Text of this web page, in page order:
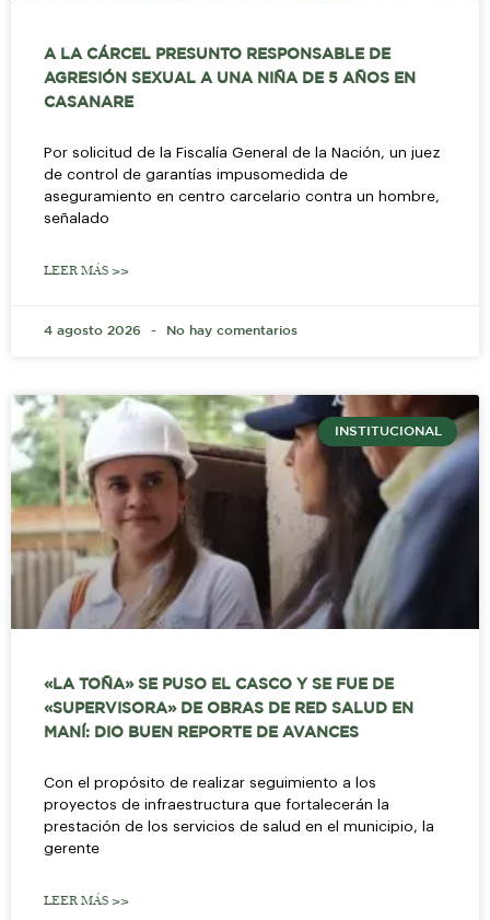
A LA CÁRCEL PRESUNTO RESPONSABLE DE
AGRESIÓN SEXUAL A UNA NIÑA DE 5 AÑOS EN
CASANARE
Por solicitud de la Fiscalía General de la Nación, un juez
de control de garantías impusomedida de
aseguramiento en centro carcelario contra un hombre,
señalado
LEER MÁS >>
4 agosto 2026 No hay comentarios
INSTITUCIONAL
«LA TOÑA» SE PUSO EL CASCO Y SE FUE DE
«SUPERVISORA» DE OBRAS DE RED SALUD EN
MANÍ: DIO BUEN REPORTE DE AVANCES
Con el propósito de realizar seguimiento a los
proyectos de infraestructura que fortalecerán la
prestación de los servicios de salud en el municipio, la
gerente
LEER MÁS >>